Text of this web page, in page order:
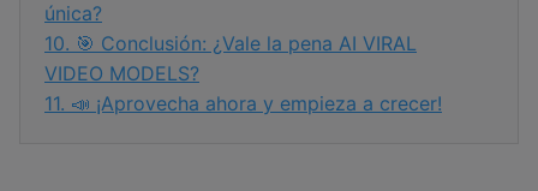
única?
10. 🎯 Conclusión: ¿Vale la pena AI VIRAL
VIDEO MODELS?
11. 📣 ¡Aprovecha ahora y empieza a crecer!